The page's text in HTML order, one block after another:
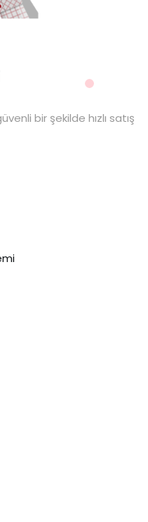
bir şekilde hızlı satış